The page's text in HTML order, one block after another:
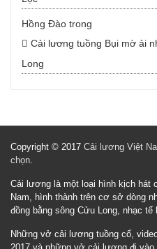
Hồng Đào trong
Cải lương tuồng Bụi mờ ải
Long
Copyright © 2017 Cải lương Việt
chọn.
Cải lương là một loại hình kịch hát
Nam, hình thành trên cơ sở dòng
đồng bằng sông Cửu Long, nhạc tế
Những vở cải lương tuồng cổ,